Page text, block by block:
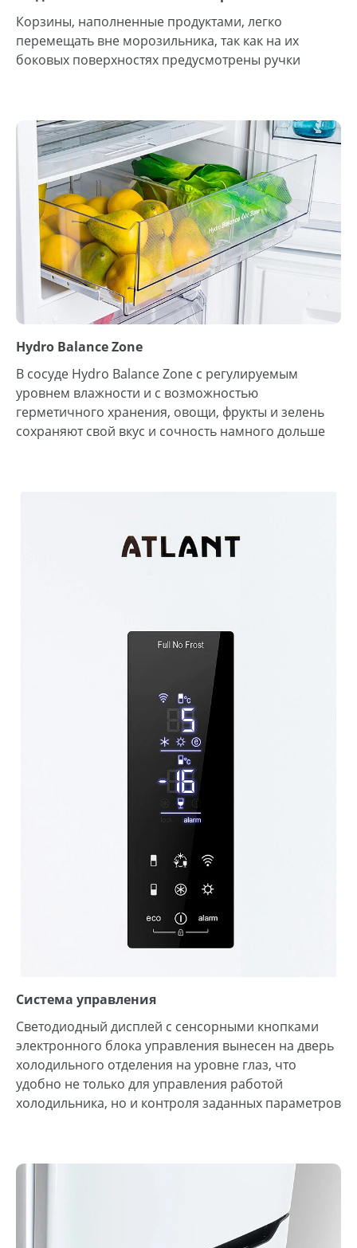
Корзины, наполненные продуктами, легко
перемещать вне морозильника, так как на их
боковых поверхностях предусмотрены ручки
Hydro Balance Zone
В сосуде Hydro Balance Zone с регулируемым
уровнем влажности и с возможностью
герметичного хранения, овощи, фрукты и зелень
сохраняют свой вкус и сочность намного дольше
Система управления
Светодиодный дисплей с сенсорными кнопками
электронного блока управления вынесен на дверь
холодильного отделения на уровне глаз, что
удобно не только для управления работой
холодильника, но и контроля заданных параметров